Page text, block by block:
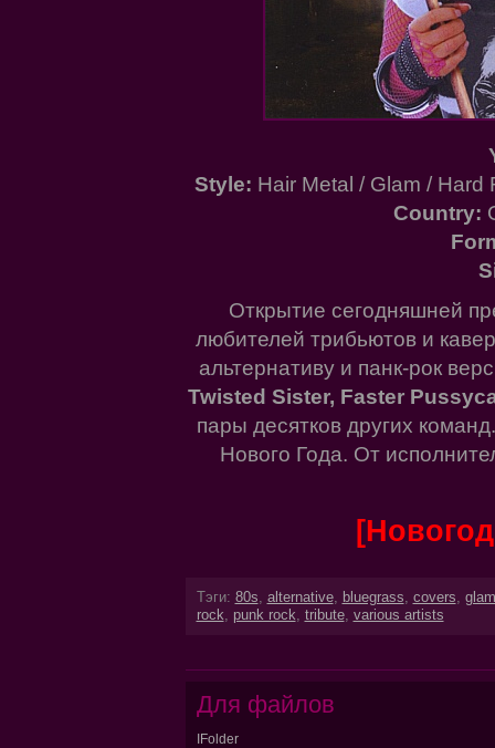
Style: Hair Metal / Glam /
Country:
Открытие сегодняшней
любителей трибьютов и
альтернативу и панк-рок
Twisted Sister, Faster
пары десятков других
Нового Года. От
Тэги: 80s, alternative, bluegrass, covers, glam
rock, punk rock, tribute, various artists
Для файлов
IFolder